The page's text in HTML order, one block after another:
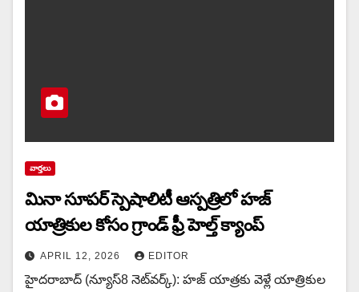
వార్త‌లు
మినా సూపర్ స్పెషాలిటీ ఆస్పత్రిలో హజ్
యాత్రికుల కోసం గ్రాండ్ ఫ్రీ హెల్త్ క్యాంప్
APRIL 12, 2026 EDITOR
హైదరాబాద్ (న్యూస్8 నెట్‌వ‌ర్క్): హజ్ యాత్రకు వెళ్లే యాత్రికుల